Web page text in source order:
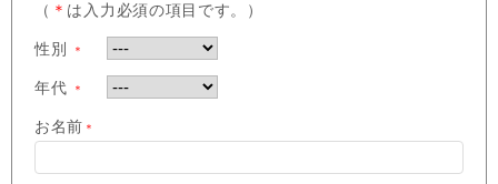
（ ＊ は入力必須の項目です。）
性別 ＊
年代 ＊
お名前 ＊